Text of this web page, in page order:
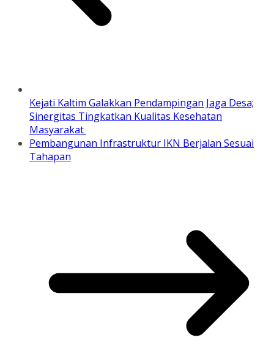
Kejati Kaltim Galakkan Pendampingan Jaga Desa;
Sinergitas Tingkatkan Kualitas Kesehatan
Masyarakat
Pembangunan Infrastruktur IKN Berjalan Sesuai
Tahapan